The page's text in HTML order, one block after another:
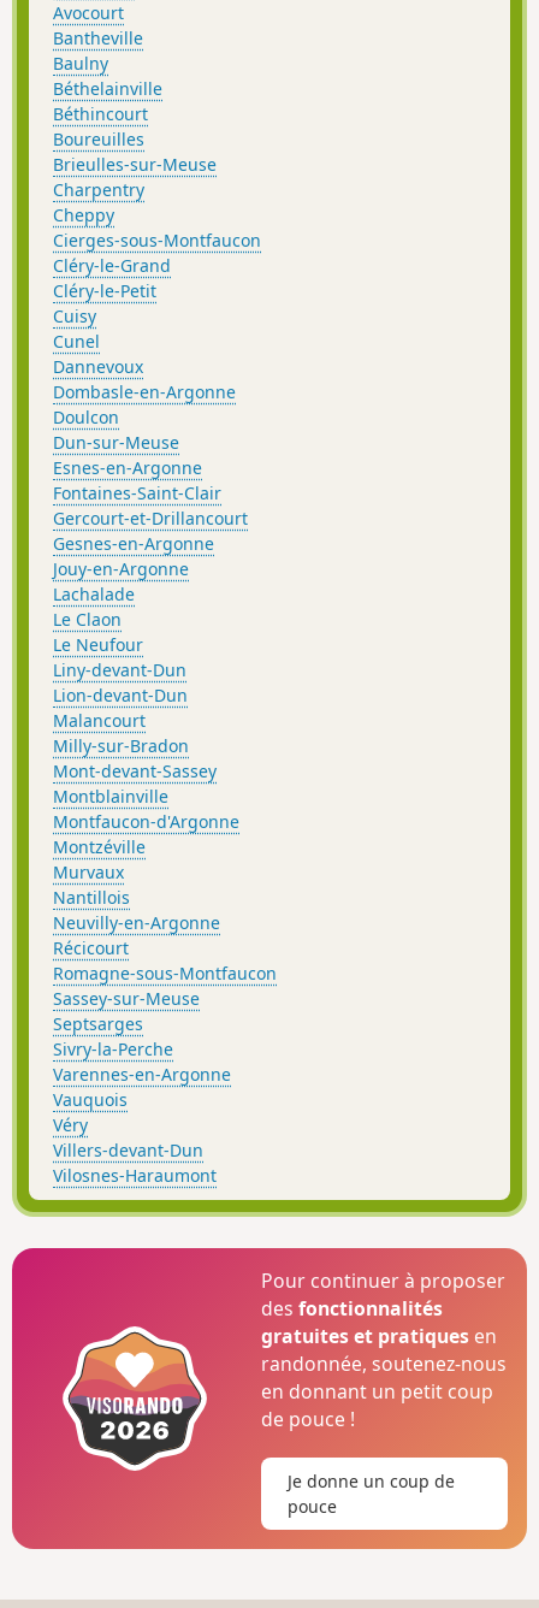
Avocourt
Bantheville
Baulny
Béthelainville
Béthincourt
Boureuilles
Brieulles-sur-Meuse
Charpentry
Cheppy
Cierges-sous-Montfaucon
Cléry-le-Grand
Cléry-le-Petit
Cuisy
Cunel
Dannevoux
Dombasle-en-Argonne
Doulcon
Dun-sur-Meuse
Esnes-en-Argonne
Fontaines-Saint-Clair
Gercourt-et-Drillancourt
Gesnes-en-Argonne
Jouy-en-Argonne
Lachalade
Le Claon
Le Neufour
Liny-devant-Dun
Lion-devant-Dun
Malancourt
Milly-sur-Bradon
Mont-devant-Sassey
Montblainville
Montfaucon-d'Argonne
Montzéville
Murvaux
Nantillois
Neuvilly-en-Argonne
Récicourt
Romagne-sous-Montfaucon
Sassey-sur-Meuse
Septsarges
Sivry-la-Perche
Varennes-en-Argonne
Vauquois
Véry
Villers-devant-Dun
Vilosnes-Haraumont
Pour continuer à proposer
desfonctionnalités
gratuites et pratiques en
randonnée, soutenez-nous
en donnant un petit coup
de pouce !
Je donne un coup de
pouce